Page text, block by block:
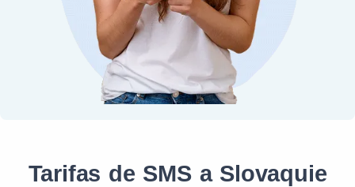
Tarifas de SMS a Slovaquie